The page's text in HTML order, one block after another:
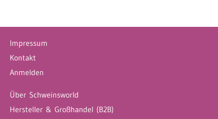
Impressum
Kontakt
Anmelden
Über Schweinsworld
Hersteller & Großhandel (B2B)